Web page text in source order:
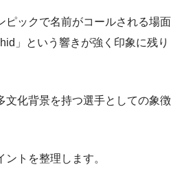
ピックで名前がコールされる場面
」という響きが強く印象に残り
文化背景を持つ選手としての象徴
トを整理します。